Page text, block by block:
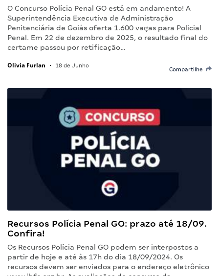
O Concurso Polícia Penal GO está em andamento! A
Superintendência Executiva de Administração
Penitenciária de Goiás oferta 1.600 vagas para Policial
Penal. Em 22 de dezembro de 2025, o resultado final do
certame passou por retificação…
Olivia Furlan • 18 de Junho
Compartilhe
Recursos Polícia Penal GO: prazo até 18/09.
Confira!
Os Recursos Polícia Penal GO podem ser interpostos a
partir de hoje e até às 17h do dia 18/09/2024. Os
recursos devem ser enviados para o endereço eletrônico